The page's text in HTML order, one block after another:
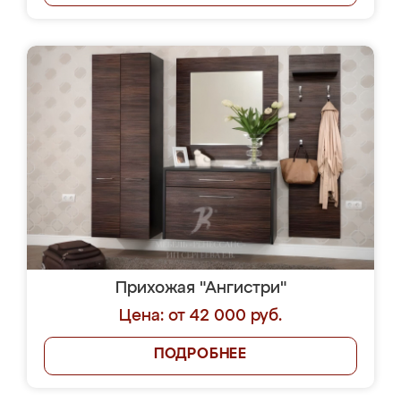
Прихожая "Ангистри"
Цена: от 42 000 руб.
ПОДРОБНЕЕ